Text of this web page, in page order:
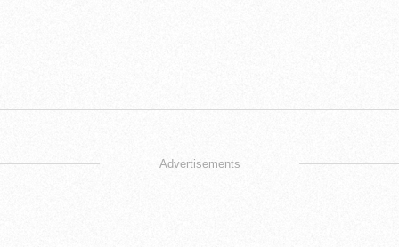
Advertisements